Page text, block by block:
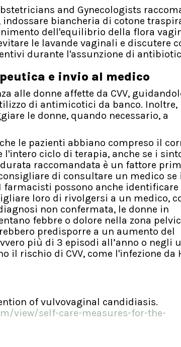
and Gynecologists
biancheria di cotone
dell'equilibrio della flora
le lavande vaginali e discutere
durante l'assunzione di
e invio al medico
alle donne affette da CVV,
di antimicotici da banco. Inoltre,
le donne, quando necessario, a
le pazienti abbiano compreso il
ciclo di terapia, anche se i
raccomandata è un fattore
di consultare un medico se i
possono anche identificare
loro di rivolgersi a un medico,
non confermata, le donne in
febbre o dolore nella zona
predisporre a un aumento del
più di 3 episodi all’anno o negli
il rischio di CVV, come l'infezione da
of vulvovaginal candidiasis.
view/self-care-measures-for-the-